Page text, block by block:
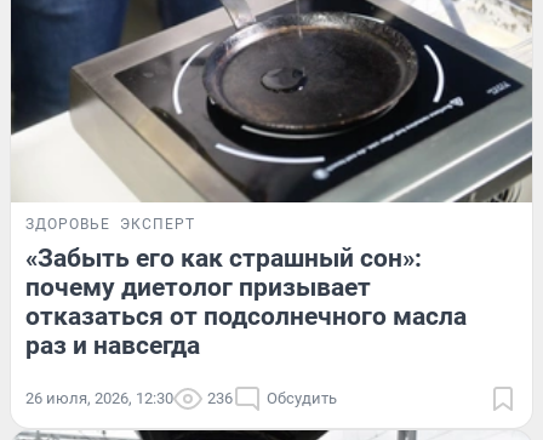
ЗДОРОВЬЕ ЭКСПЕРТ
«Забыть его как страшный сон»:
почему диетолог призывает
отказаться от подсолнечного масла
раз и навсегда
26 июля, 2026, 12:30 236 Обсудить